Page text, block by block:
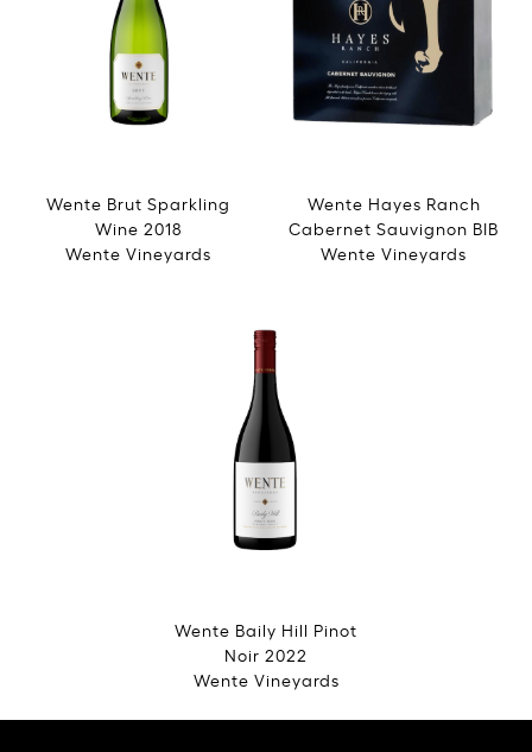
Wente Brut Sparkling
Wine 2018
Wente Vineyards
Wente Hayes Ranch
Cabernet Sauvignon BIB
Wente Vineyards
Wente Baily Hill Pinot
Noir 2022
Wente Vineyards